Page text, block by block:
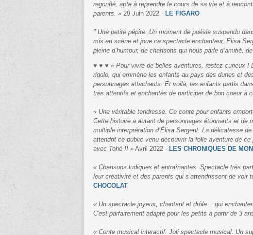
regonflé, apte à reprendre le cours de sa vie et à
parents. » 29 Juin 2022 - LE FIGARO
" Une petite pépite. Un moment de poésie suspendu
mis en scène et joue ce spectacle enchanteur, Elisa
pleine d’humour, de chansons qui nous parle d’amitié,
♥ ♥ ♥ « Pour vivre de belles aventures, restez curieux
rigolo, qui emmène les enfants au pays des dunes et
personnages attachants. Et voilà, les enfants partis
très attentifs et enchantés de participer de bon coeur à
« Une véritable tendresse. Ce conte pour enfants
Cette histoire a autant de personnages étonnants et de
multiple interprétation d’Élisa Sergent. La délicatesse
attendrit ce public venu découvrir la folle aventure de
avec Tohé !! » Avril 2022 - LES CHRONIQUES DE
« Chansons ludiques et entraînantes. Spectacle très
leur créativité et des parents qui s’attendrissent de voir
CHOCOLAT
« Un spectacle joyeux, chantant et drôle... qui
C'est parfaitement adapté pour les petits à partir de 3
« Conte musical interactif. Joli spectacle musical. Un